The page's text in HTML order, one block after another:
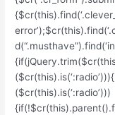
($cr(this).is(‘:radio’)))